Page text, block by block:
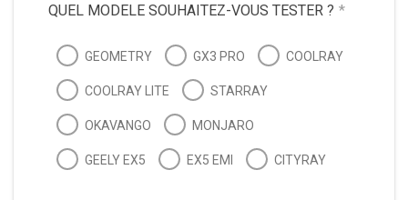
QUEL MODELE SOUHAITEZ-VOUS TESTER ? *
GEOMETRY GX3 PRO COOLRAY
COOLRAY LITE STARRAY
OKAVANGO MONJARO
GEELY EX5 EX5 EMI CITYRAY